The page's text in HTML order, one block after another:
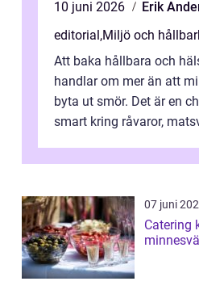
10 juni 2026
Erik
editorial,Miljö och
Att baka hållbara och
handlar om mer än att
byta ut smör. Det är en
smart kring råvaror,
07 juni
Catering